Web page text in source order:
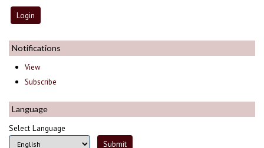
Notifications
View
Subscribe
Language
Select Language